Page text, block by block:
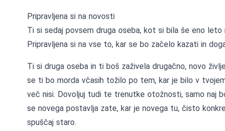
Pripravljena si na novosti
Ti si sedaj povsem druga oseba, kot si bila še eno leto
Pripravljena si na vse to, kar se bo začelo kazati in
Ti si druga oseba in ti boš zaživela drugačno, novo
se ti bo morda včasih tožilo po tem, kar je bilo v
več nisi. Dovoljuj tudi te trenutke otožnosti, samo naj
se novega postavlja zate, kar je novega tu, čisto
spuščaj staro.